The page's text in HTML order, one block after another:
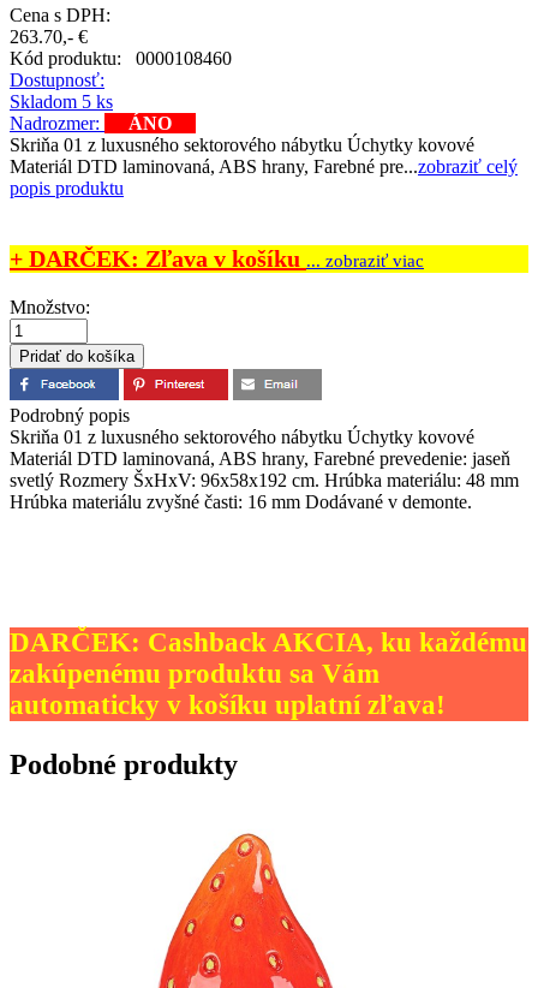
Cena s DPH:
263.70,- €
Kód produktu: 0000108460
Dostupnosť:
Skladom 5 ks
Nadrozmer:
ÁNO
Skriňa 01 z luxusného sektorového nábytku Úchytky kovové
Materiál DTD laminovaná, ABS hrany, Farebné pre...zobraziť celý
popis produktu
+ DARČEK: Zľava v košíku ... zobraziť viac
Množstvo:
Podrobný popis
Skriňa 01 z luxusného sektorového nábytku Úchytky kovové
Materiál DTD laminovaná, ABS hrany, Farebné prevedenie: jaseň
svetlý Rozmery ŠxHxV: 96x58x192 cm. Hrúbka materiálu: 48 mm
Hrúbka materiálu zvyšné časti: 16 mm Dodávané v demonte.
DARČEK: Cashback AKCIA, ku každému
zakúpenému produktu sa Vám
automaticky v košíku uplatní zľava!
Podobné produkty